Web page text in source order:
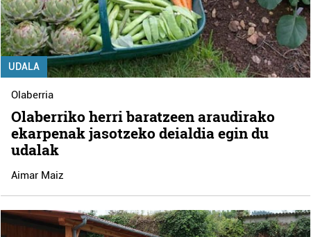
UDALA
Olaberria
Olaberriko herri baratzeen araudirako
ekarpenak jasotzeko deialdia egin du
udalak
Aimar Maiz